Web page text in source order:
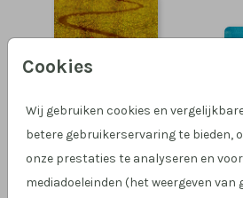
Cookies
Wij gebruiken cookies en
betere gebruikerservaring te bieden,
onze prestaties te analyseren en
mediadoeleinden (het weergeven van